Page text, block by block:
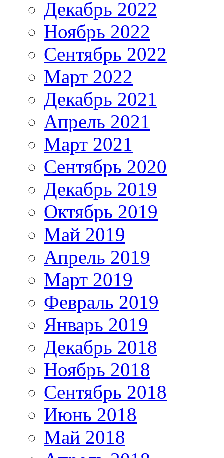
Декабрь 2022
Ноябрь 2022
Сентябрь 2022
Март 2022
Декабрь 2021
Апрель 2021
Март 2021
Сентябрь 2020
Декабрь 2019
Октябрь 2019
Май 2019
Апрель 2019
Март 2019
Февраль 2019
Январь 2019
Декабрь 2018
Ноябрь 2018
Сентябрь 2018
Июнь 2018
Май 2018